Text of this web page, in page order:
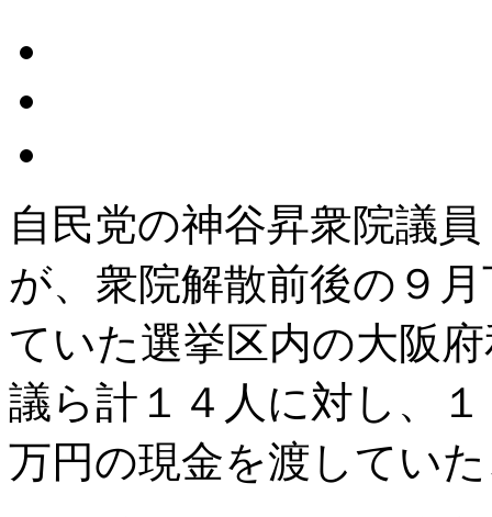
自民党の神谷昇衆院議
が、衆院解散前後の９
ていた選挙区内の大阪
議ら計１４人に対し、
万円の現金を渡してい